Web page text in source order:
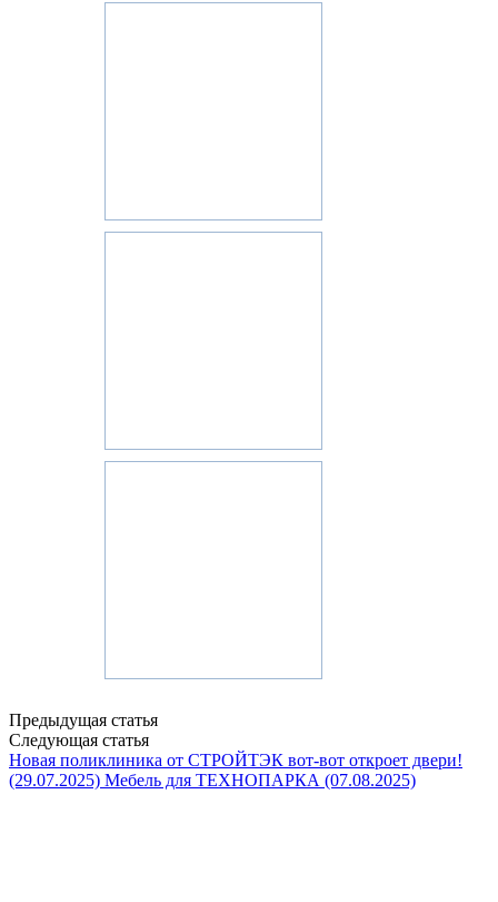
Предыдущая статья
Следующая статья
Новая поликлиника от СТРОЙТЭК вот-вот откроет двери!
(29.07.2025) Мебель для ТЕХНОПАРКА (07.08.2025)